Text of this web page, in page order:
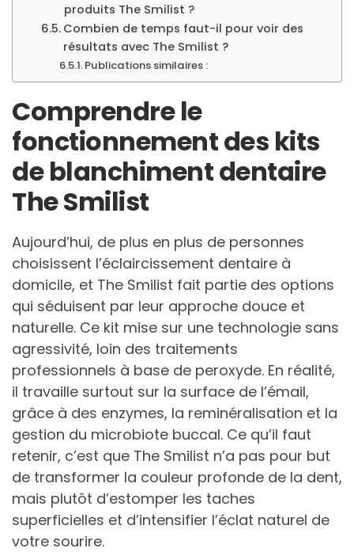
produits The Smilist ?
Combien de temps faut-il pour voir des
résultats avec The Smilist ?
Publications similaires :
Comprendre le
fonctionnement des kits
de blanchiment dentaire
The Smilist
Aujourd’hui, de plus en plus de personnes
choisissent l’éclaircissement dentaire à
domicile, et The Smilist fait partie des options
qui séduisent par leur approche douce et
naturelle. Ce kit mise sur une technologie sans
agressivité, loin des traitements
professionnels à base de peroxyde. En réalité,
il travaille surtout sur la surface de l’émail,
grâce à des enzymes, la reminéralisation et la
gestion du microbiote buccal. Ce qu’il faut
retenir, c’est que The Smilist n’a pas pour but
de transformer la couleur profonde de la dent,
mais plutôt d’estomper les taches
superficielles et d’intensifier l’éclat naturel de
votre sourire.